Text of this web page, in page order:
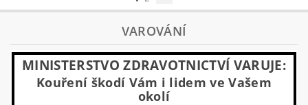
VAROVÁNÍ
MINISTERSTVO ZDRAVOTNICTVÍ VARUJE:
Kouření škodí Vám i lidem ve Vašem
okolí